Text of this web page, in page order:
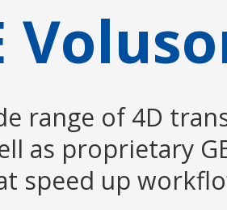
range of 4D
as proprietary
speed up